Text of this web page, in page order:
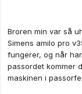
Broren min var så
Simens amilo pro
fungerer, og når
passordet kommer
maskinen i